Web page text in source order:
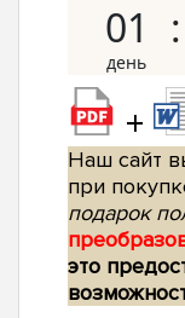
01
+
Наш сайт
при
подарок
это